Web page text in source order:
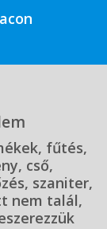
fűtés,
cső,
szaniter,
nem talál,